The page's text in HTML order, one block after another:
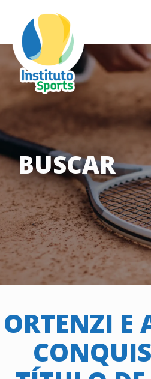
BUSCAR
ORTENZI E